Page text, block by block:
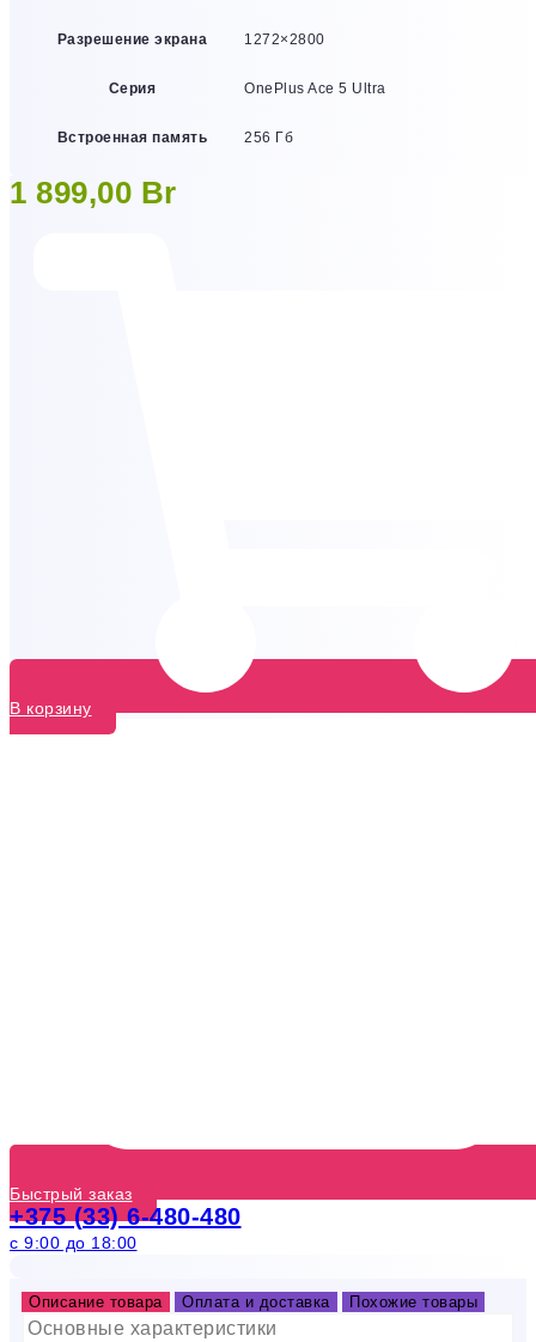
Разрешение экрана 1272×2800
Серия OnePlus Ace 5 Ultra
Встроенная память 256 Гб
1 899,00 Br
В корзину
Быстрый заказ
+375 (33) 6-480-480
с 9:00 до 18:00
Описание товара Оплата и доставка Похожие товары
Основные характеристики